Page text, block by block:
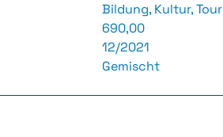
Bildung, Kultur,
690,00
12/2021
Gemischt